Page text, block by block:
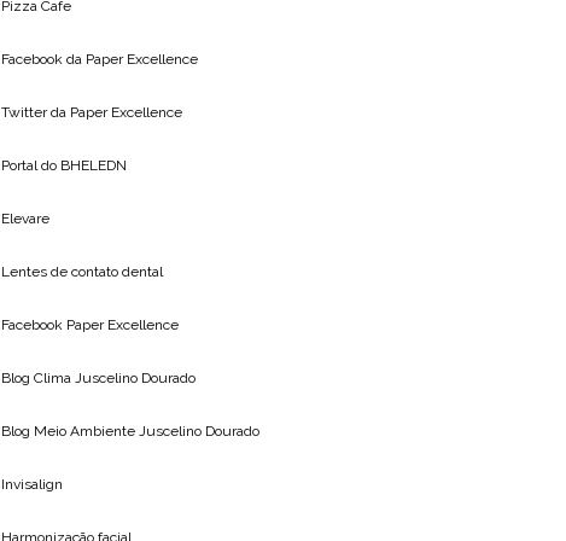
Pizza Cafe
Facebook da Paper Excellence
Twitter da Paper Excellence
Portal do BHELEDN
Elevare
Lentes de contato dental
Facebook Paper Excellence
Blog Clima Juscelino Dourado
Blog Meio Ambiente Juscelino Dourado
Invisalign
Harmonização facial